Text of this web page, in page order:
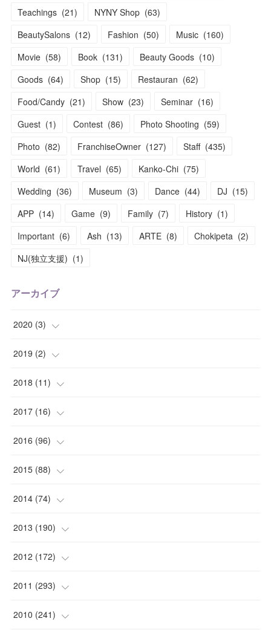
Teachings (21) NYNY Shop (63)
BeautySalons (12) Fashion (50) Music (160)
Movie (58) Book (131) Beauty Goods (10)
Goods (64) Shop (15) Restauran (62)
Food/Candy (21) Show (23) Seminar (16)
Guest (1) Contest (86) Photo Shooting (59)
Photo (82) FranchiseOwner (127) Staff (435)
World (61) Travel (65) Kanko-Chi (75)
Wedding (36) Museum (3) Dance (44) DJ (15)
APP (14) Game (9) Family (7) History (1)
Important (6) Ash (13) ARTE (8) Chokipeta (2)
NJ(独立支援) (1)
アーカイブ
2020 (3)
(1
( 1)
(1)
2019 (2)
( 1)
(1)
2018 (11)
(2)
(1)
(1)
(1)
2017 (16)
(1)
(2)
(1)
( 3)
2016 (96)
(2)
(5)
(6)
(3)
2015 (88)
(4)
(7)
(6)
(6)
12)
2014 (74)
(9)
(14)
(6)
( 1 )
2013 (190)
(17)
(22)
(11)
2012 (172)
(12)
(8)
2011 (293)
(32)
2010 (241)